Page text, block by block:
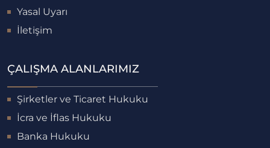
Yasal Uyarı
İletişim
ÇALIŞMA ALANLARIMIZ
Şirketler ve Ticaret Hukuku
İcra ve İflas Hukuku
Banka Hukuku